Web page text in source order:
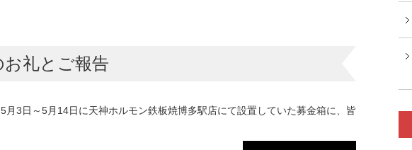
お礼とご報告
月3日～5月14日に天神ホルモン鉄板焼博多駅店にて設置していた募金箱に、皆